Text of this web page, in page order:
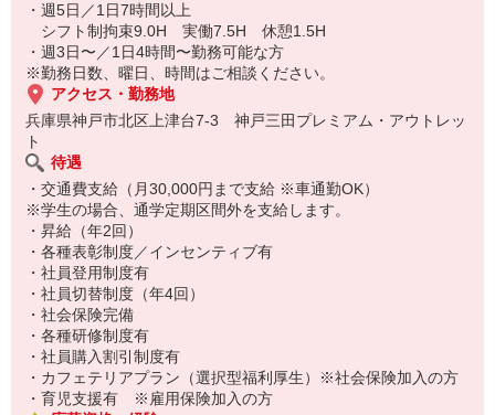
・週5日／1日7時間以上
シフト制拘束9.0H 実働7.5H 休憩1.5H
・週3日〜／1日4時間〜勤務可能な方
※勤務日数、曜日、時間はご相談ください。
アクセス・勤務地
兵庫県神戸市北区上津台7-3 神戸三田プレミアム・アウトレッ
ト
待遇
・交通費支給（月30,000円まで支給 ※車通勤OK）
※学生の場合、通学定期区間外を支給します。
・昇給（年2回）
・各種表彰制度／インセンティブ有
・社員登用制度有
・社員切替制度（年4回）
・社会保険完備
・各種研修制度有
・社員購入割引制度有
・カフェテリアプラン（選択型福利厚生）※社会保険加入の方
・育児支援有 ※雇用保険加入の方